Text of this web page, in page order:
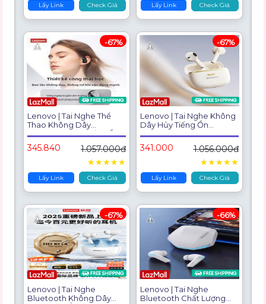
Lấy Link Check Giá Lấy Link Check Giá
Lenovo | Tai Nghe Thể
Thao Không Dây
Bluetooth Hủy Tiếng Ồn
Mở Tai
345.840
1.057.000đ
★★★★★
Lấy Link Check Giá
-67%
Lenovo | Tai Nghe Không
Dây Hủy Tiếng Ồn
Bluetooth Dài Lâu
341.000
1.056.000đ
★★★★★
Lấy Link Check Giá
-67%
Lenovo | Tai Nghe
Bluetooth Không Dây
-67%
Lenovo | Tai Nghe
Bluetooth Chất Lượng
-66%